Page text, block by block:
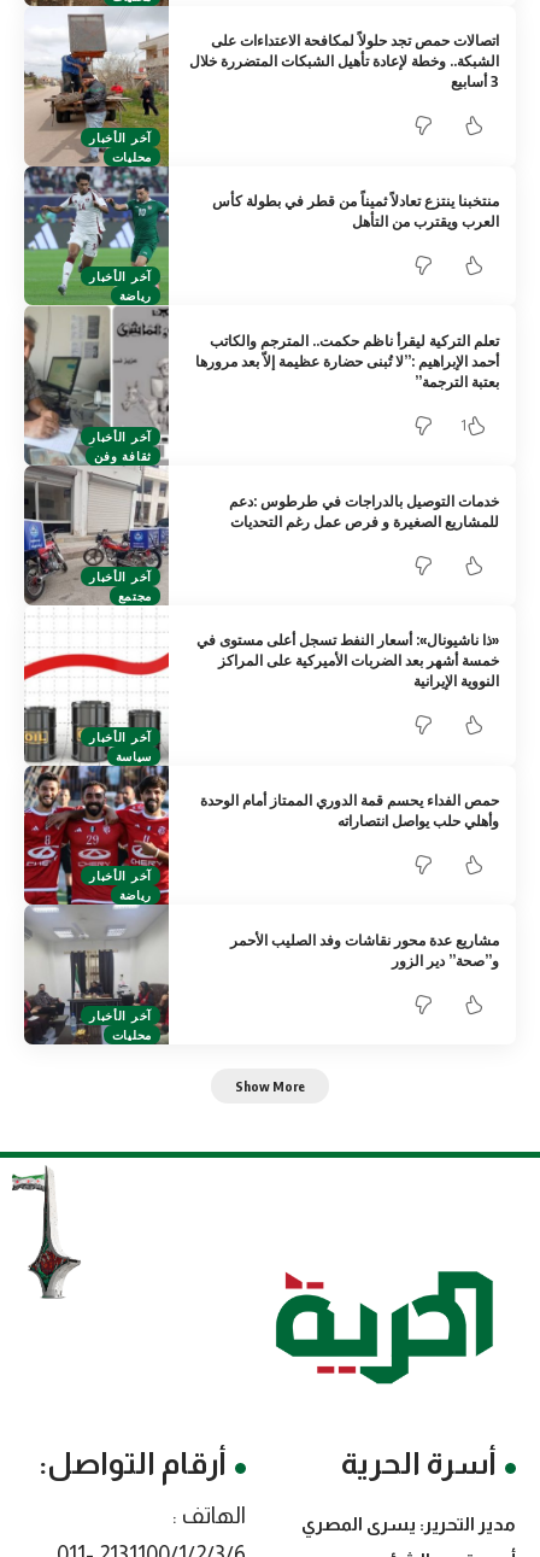
آخر الأخبار
محليات
اتصالات حمص تجد حلولاً لمكافحة الاعتداءات على
الشبكة.. وخطة لإعادة تأهيل الشبكات المتضررة خلال
3 أسابيع
آخر الأخبار
رياضة
منتخبنا ينتزع تعادلاً ثميناً من قطر في بطولة كأس
العرب ويقترب من التأهل
آخر الأخبار
ثقافة وفن
تعلم التركية ليقرأ ناظم حكمت.. المترجم والكاتب
أحمد الإبراهيم :”لا تُبنى حضارة عظيمة إلاّ بعد مرورها
بعتبة الترجمة”
1
آخر الأخبار
مجتمع
خدمات التوصيل بالدراجات في طرطوس :دعم
للمشاريع الصغيرة و فرص عمل رغم التحديات
آخر الأخبار
سياسة
‏«ذا ناشيونال»: أسعار النفط تسجل أعلى مستوى في
خمسة أشهر بعد الضربات الأميركية على ‏المراكز
النووية الإيرانية
آخر الأخبار
رياضة
حمص الفداء يحسم قمة الدوري الممتاز أمام الوحدة
وأهلي حلب يواصل انتصاراته
آخر الأخبار
محليات
مشاريع عدة محور نقاشات وفد الصليب الأحمر
و”صحة” دير الزور
Show More
أسرة الحرية
مدير التحرير: يسرى المصري
أرقام التواصل:
الهاتف :